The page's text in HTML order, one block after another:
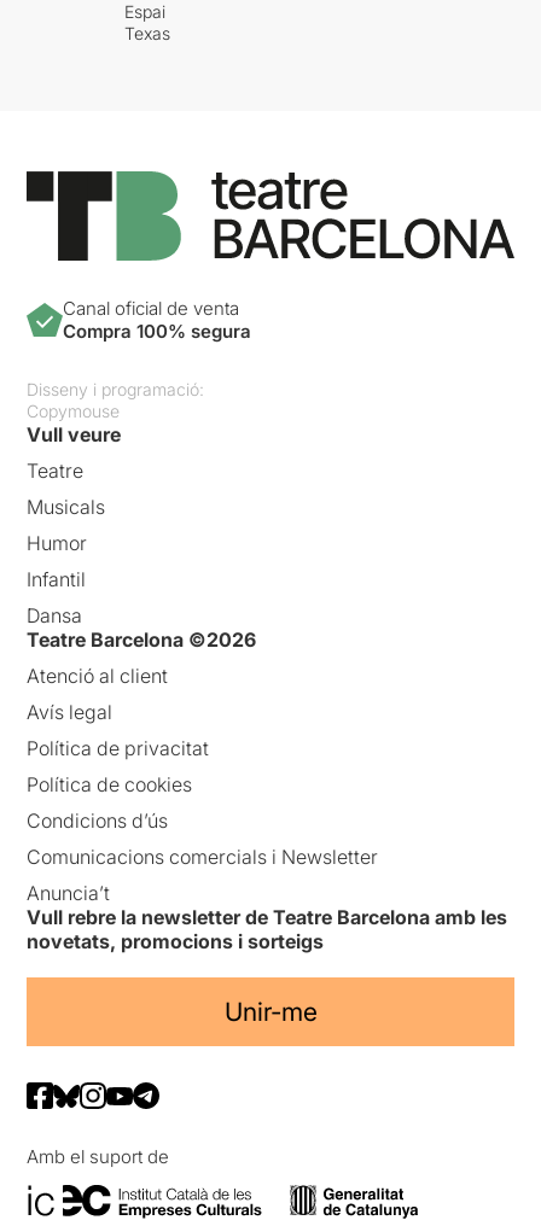
Espai
Texas
Canal oficial de venta
Compra 100% segura
Disseny i programació:
Copymouse
Vull veure
Teatre
Musicals
Humor
Infantil
Dansa
Teatre Barcelona ©2026
Atenció al client
Avís legal
Política de privacitat
Política de cookies
Condicions d’ús
Comunicacions comercials i Newsletter
Anuncia’t
Vull rebre la newsletter de Teatre Barcelona amb les
novetats, promocions i sorteigs
Unir-me
Amb el suport de